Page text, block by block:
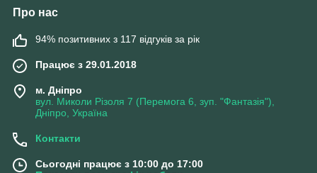
Про нас
94% позитивних з 117 відгуків за рік
Працює з 29.01.2018
м. Дніпро
вул. Миколи Різоля 7 (Перемога 6, зуп. "Фантазія"),
Дніпро, Україна
Контакти
Сьогодні працює з 10:00 до 17:00